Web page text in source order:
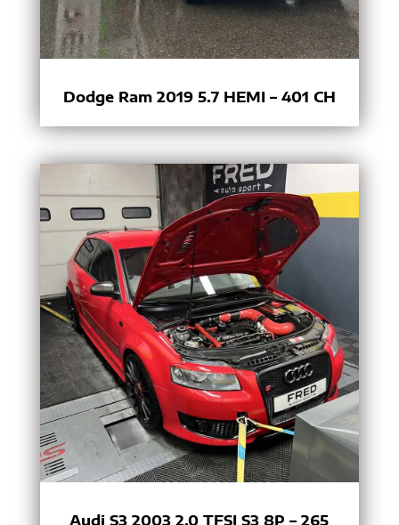
Dodge Ram 2019 5.7 HEMI – 401 CH
Audi S3 2003 2.0 TFSI S3 8P – 265